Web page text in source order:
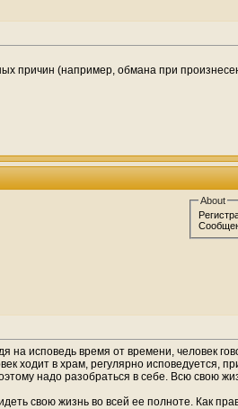
причин (например, обмана при
About
на исповедь время от времени, человек
ходит в храм, регулярно исповедуется,
надо разобраться в себе. Всю свою
свою жизнь во всей ее полноте. Как